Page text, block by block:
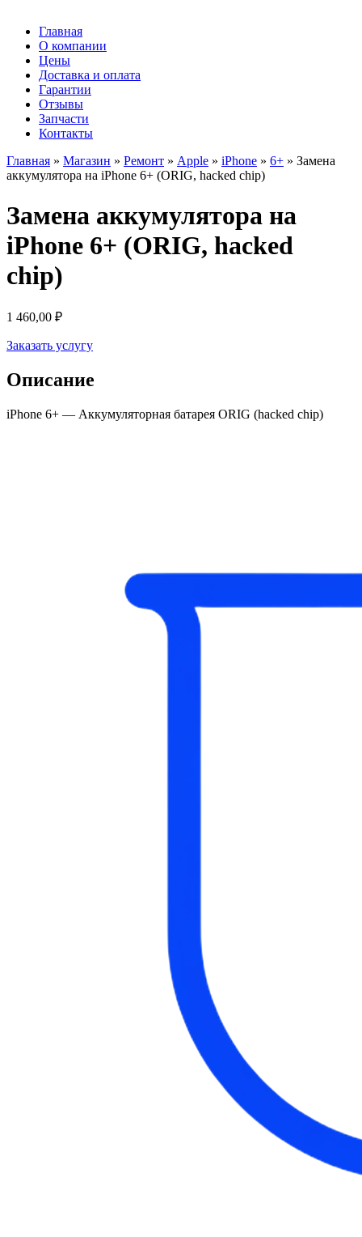
Главная
О компании
Цены
Доставка и оплата
Гарантии
Отзывы
Запчасти
Контакты
Главная » Магазин » Ремонт » Apple » iPhone » 6+ » Замена
аккумулятора на iPhone 6+ (ORIG, hacked chip)
Замена аккумулятора на
iPhone 6+ (ORIG, hacked
chip)
1 460,00 ₽
Заказать услугу
Описание
iPhone 6+ — Аккумуляторная батарея ORIG (hacked chip)